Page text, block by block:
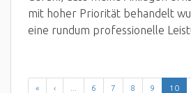
mit hoher Priorität behandelt
eine rundum professionelle
« ‹ 6 7 8 9 10